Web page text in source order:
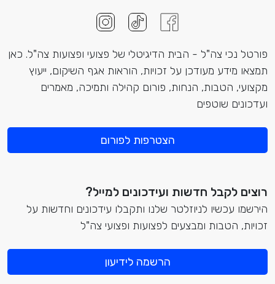
פורטל נכי צה"ל - הבית הדיגיטלי של פצועי ופצועות צה"ל. כאן
תמצאו מידע מעודכן על זכויות, הוראות אגף השיקום, ייעוץ
מקצועי, הטבות, הנחות, פורום קהילה ותמיכה, מאמרים
ועדכונים שוטפים
הצטרפות לפורום
רוצים לקבל חדשות ועידכונים למייל?
הירשמו עכשיו לניוזלטר שלנו ותקבלו עידכונים וחדשות על
זכויות, הטבות ומבצעים לפצועות ופצועי צה"ל
הרשמה לידיעון